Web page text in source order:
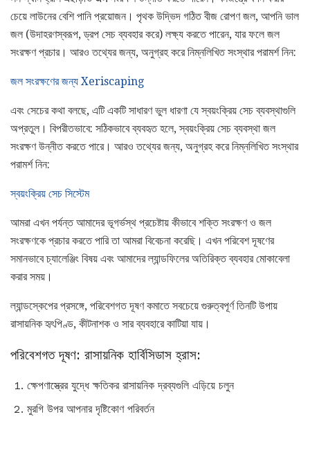
চেয়ে লাউনের বেশি পানি প্রয়োজন। পৃথক উদ্ভিদ গঠিত বীজ রোপণ জল, আপনি ভাল
জল (উদাহরণস্বরূপ, ড্রপ সেচ ব্যবহার করে) লক্ষ্য করতে পারেন, যার ফলে জল
সংরক্ষণ প্রচার। আরও তথ্যের জন্য, অনুগ্রহ করে নিম্নলিখিত সংস্থার পরামর্শ নিন:
জল সংরক্ষণের জন্য Xeriscaping
এবং সেচের কথা বলছে, এটি একটি সাধারণ ভুল ধারণা যে স্বয়ংক্রিয় সেচ ব্যবস্থাগুলি
অপ্রতুল। বিপরীতভাবে: সঠিকভাবে ব্যবহৃত হলে, স্বয়ংক্রিয় সেচ ব্যবস্থা জল
সংরক্ষণ উন্নীত করতে পারে। আরও তথ্যের জন্য, অনুগ্রহ করে নিম্নলিখিত সংস্থার
পরামর্শ নিন:
স্বয়ংক্রিয় সেচ সিস্টেম
আমরা এখন পর্যন্ত আমাদের ভূগর্ভস্থ প্রচেষ্টায় কীভাবে শক্তি সংরক্ষণ ও জল
সংরক্ষণকে প্রচার করতে পারি তা আমরা বিবেচনা করেছি। এখন পরিবেশ দূষণের
সমানভাবে চ্যালেঞ্জিং বিষয় এবং আমাদের ল্যান্ডফিলের অতিরিক্ত ব্যবহার মোকাবেলা
করার সময়।
ল্যান্ডস্কেপের প্রসঙ্গে, পরিবেশগত দূষণ কমাতে সবচেয়ে গুরুত্বপূর্ণ তিনটি উপায়
রাসায়নিক হৃৎপিণ্ড, কীটনাশক ও সার ব্যবহারে কাটিয়া যায়।
পরিবেশগত দূষণ: রাসায়নিক হার্বিসিডাস হ্রাস:
ক্ষেপণাস্ত্রের যুদ্ধে ক্ষতিকর রাসায়নিক দ্রব্যগুলি এড়িয়ে চলুন
মুরগি উপর আপনার দৃষ্টিকোণ পরিবর্তন